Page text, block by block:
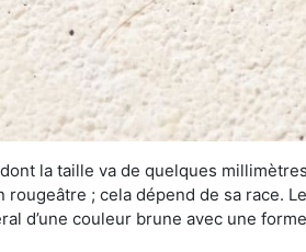
la taille va de quelques
; cela dépend de sa race.
d’une couleur brune avec une